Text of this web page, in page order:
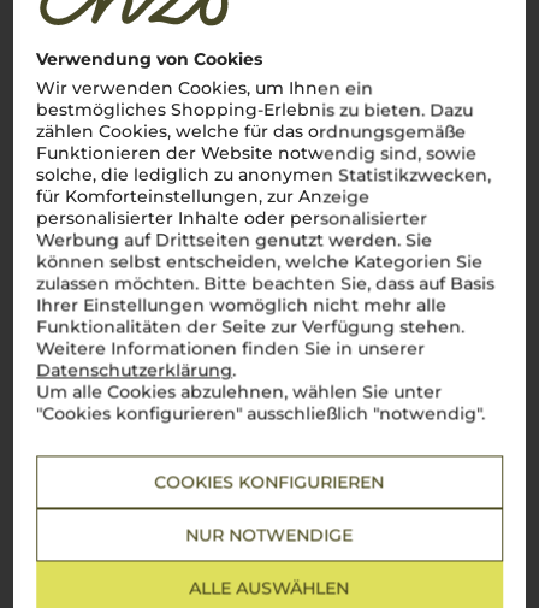
Verwendung von Cookies
Wir verwenden Cookies, um Ihnen ein
bestmögliches Shopping-Erlebnis zu bieten. Dazu
zählen Cookies, welche für das ordnungsgemäße
Funktionieren der Website notwendig sind, sowie
solche, die lediglich zu anonymen Statistikzwecken,
für Komforteinstellungen, zur Anzeige
personalisierter Inhalte oder personalisierter
Werbung auf Drittseiten genutzt werden. Sie
können selbst entscheiden, welche Kategorien Sie
zulassen möchten. Bitte beachten Sie, dass auf Basis
Ihrer Einstellungen womöglich nicht mehr alle
Funktionalitäten der Seite zur Verfügung stehen.
Weitere Informationen finden Sie in unserer
Datenschutzerklärung.
Um alle Cookies abzulehnen, wählen Sie unter
"Cookies konfigurieren" ausschließlich "notwendig".
COOKIES KONFIGURIEREN
NUR NOTWENDIGE
ALLE AUSWÄHLEN
Die Wiege der Weinkönige Italiens
majestätischenAlpi, verkörpert
italienischer Weinkultur. Hier, wo die sanften
Herbstnebel verschwinden, vereinen sich jahrhundertealte
Handwerkskunst und tiefes Verständnis für dasterroir. Die
Region ist berühmt für ihre „Könige und Königinnen“ des
Weins:Barolound Barbaresco, Weine, die das Herz eines
jeden Weinliebhabers höher schlagen lassen. Doch auch ein
feinerNebbiolo, ein geschmeidigerDolcetto
spritzige Moscato d'Asti erzählen die Geschichten der steilen
Weinberge und malerischen paesini, die das Bild dieser
Region prägen.Piemonteist mehr als eine Weinregion – es
ist ein Gefühl, ein StückItalia, das man am besten mit einem
Glasvino piemontesein der Hand erlebt.Cin cin– auf das
pure Lebensgefühl des Piemont!
Mehr aus Piemont